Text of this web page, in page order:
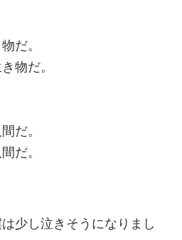
だ。
物だ。
だ。
だ。
少し泣きそうになりまし